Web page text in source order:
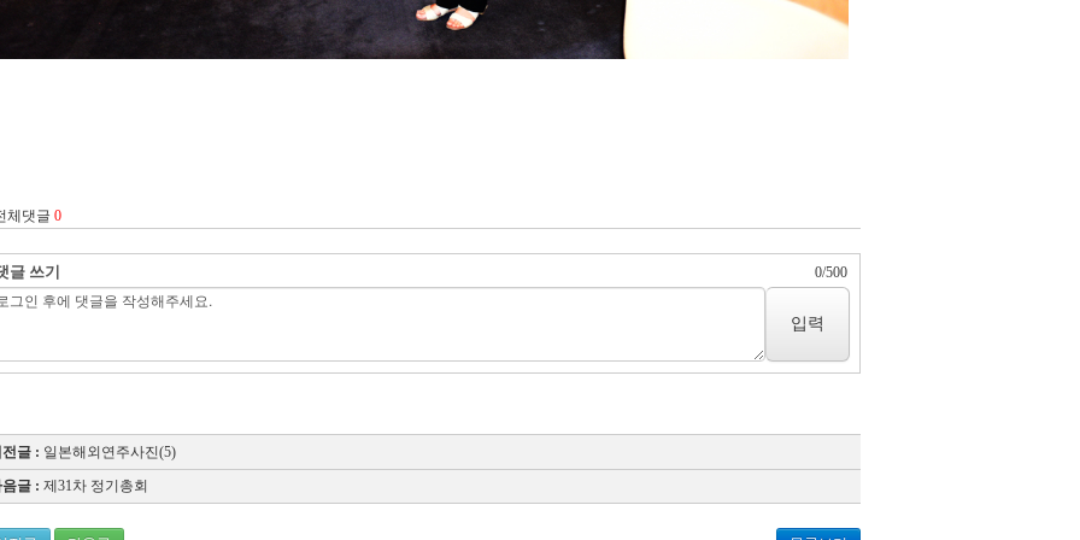
체댓글 0
글 쓰기 0/500
입력
글 : 일본해외연주사진(5)
글 : 제31차 정기총회